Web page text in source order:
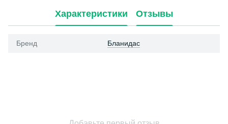
Характеристики Отзывы
Бренд Бланидас